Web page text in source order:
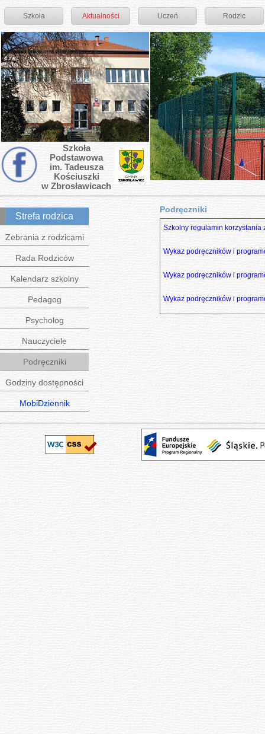
Szkoła Aktualności Uczeń Rodzic
Szkoła
Podstawowa
im. Tadeusza
Kościuszki
w Zbrosławicach
Strefa rodzica
Zebrania z rodzicami
Rada Rodziców
Kalendarz szkolny
Pedagog
Psycholog
Nauczyciele
Podręczniki
Godziny dostępności
MobiDziennik
Podręczniki
Szkolny regulamin korzystania
Wykaz podręczników i
Wykaz podręczników i
Wykaz podręczników i